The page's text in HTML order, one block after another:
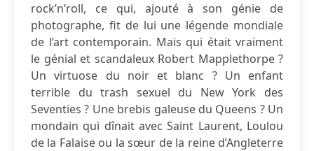
rock’n’roll, ce qui, ajouté à son génie de
photographe, fit de lui une légende mondiale
de l’art contemporain. Mais qui était vraiment
le génial et scandaleux Robert Mapplethorpe ?
Un virtuose du noir et blanc ? Un enfant
terrible du trash sexuel du New York des
Seventies ? Une brebis galeuse du Queens ? Un
mondain qui dînait avec Saint Laurent, Loulou
de la Falaise ou la sœur de la reine d’Angleterre